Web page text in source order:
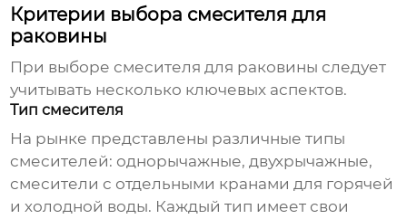
Критерии выбора смесителя для
раковины
При выборе смесителя для раковины следует
учитывать несколько ключевых аспектов.
Тип смесителя
На рынке представлены различные типы
смесителей: однорычажные, двухрычажные,
смесители с отдельными кранами для горячей
и холодной воды. Каждый тип имеет свои